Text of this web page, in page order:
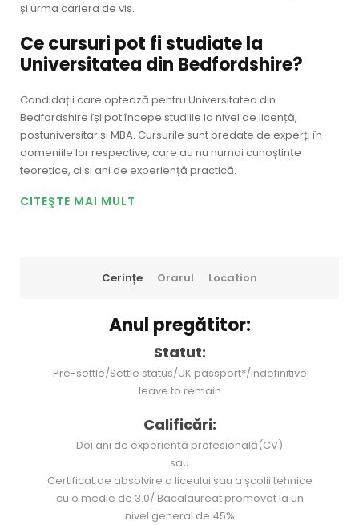
și urma cariera de vis.
Ce cursuri pot fi studiate la
Universitatea din Bedfordshire?
Candidații care optează pentru Universitatea din
Bedfordshire își pot începe studiile la nivel de licență,
postuniversitar și MBA. Cursurile sunt predate de experți în
domeniile lor respective, care au nu numai cunoștințe
teoretice, ci și ani de experiență practică.
CITEŞTE MAI MULT
Cerințe Orarul Location
Anul pregătitor:
Statut:
Pre-settle/Settle status/UK passport*/indefinitive
leave to remain
Calificări:
Doi ani de experiență profesională(CV)
sau
Certificat de absolvire a liceului sau a școlii tehnice
cu o medie de 3.0/ Bacalaureat promovat la un
nivel general de 45%